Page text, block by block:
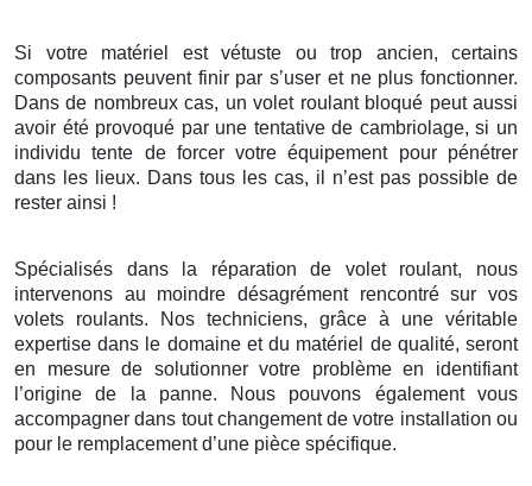
Si votre matériel est vétuste ou trop ancien, certains
composants peuvent finir par s’user et ne plus fonctionner.
Dans de nombreux cas, un volet roulant bloqué peut aussi
avoir été provoqué par une tentative de cambriolage, si un
individu tente de forcer votre équipement pour pénétrer
dans les lieux. Dans tous les cas, il n’est pas possible de
rester ainsi !
Spécialisés dans la réparation de volet roulant, nous
intervenons au moindre désagrément rencontré sur vos
volets roulants. Nos techniciens, grâce à une véritable
expertise dans le domaine et du matériel de qualité, seront
en mesure de solutionner votre problème en identifiant
l’origine de la panne. Nous pouvons également vous
accompagner dans tout changement de votre installation ou
pour le remplacement d’une pièce spécifique.